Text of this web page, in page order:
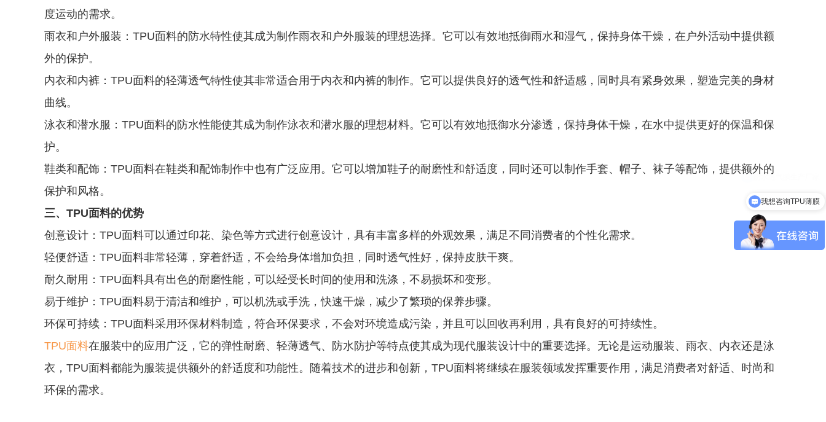
度运动的需求。
雨衣和户外服装：TPU面料的防水特性使其成为制作雨衣和户外服装的理想选择。它可以有效地抵御雨水和湿气，保持身体干燥，在户外活动中提供额
外的保护。
内衣和内裤：TPU面料的轻薄透气特性使其非常适合用于内衣和内裤的制作。它可以提供良好的透气性和舒适感，同时具有紧身效果，塑造完美的身材
曲线。
泳衣和潜水服：TPU面料的防水性能使其成为制作泳衣和潜水服的理想材料。它可以有效地抵御水分渗透，保持身体干燥，在水中提供更好的保温和保
护。
鞋类和配饰：TPU面料在鞋类和配饰制作中也有广泛应用。它可以增加鞋子的耐磨性和舒适度，同时还可以制作手套、帽子、袜子等配饰，提供额外的
保护和风格。
三、TPU面料的优势
创意设计：TPU面料可以通过印花、染色等方式进行创意设计，具有丰富多样的外观效果，满足不同消费者的个性化需求。
轻便舒适：TPU面料非常轻薄，穿着舒适，不会给身体增加负担，同时透气性好，保持皮肤干爽。
耐久耐用：TPU面料具有出色的耐磨性能，可以经受长时间的使用和洗涤，不易损坏和变形。
易于维护：TPU面料易于清洁和维护，可以机洗或手洗，快速干燥，减少了繁琐的保养步骤。
环保可持续：TPU面料采用环保材料制造，符合环保要求，不会对环境造成污染，并且可以回收再利用，具有良好的可持续性。
TPU面料在服装中的应用广泛，它的弹性耐磨、轻薄透气、防水防护等特点使其成为现代服装设计中的重要选择。无论是运动服装、雨衣、内衣还是泳
衣，TPU面料都能为服装提供额外的舒适度和功能性。随着技术的进步和创新，TPU面料将继续在服装领域发挥重要作用，满足消费者对舒适、时尚和
环保的需求。
我想咨询TPU薄膜